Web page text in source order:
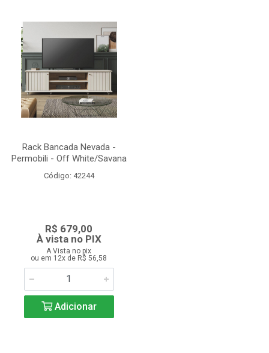
Rack Bancada Nevada -
Permobili - Off White/Savana
Código: 42244
R$ 679,00
À vista no PIX
A Vista no pix
ou em 12x de R$ 56,58
Adicionar